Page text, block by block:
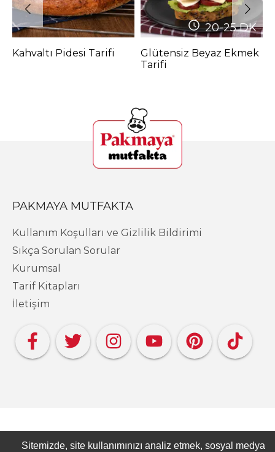
Kahvaltı Pidesi Tarifi
20-25DK
Glütensiz Beyaz Ekmek
Tarifi
PAKMAYA MUTFAKTA
Kullanım Koşulları ve Gizlilik Bildirimi
Sıkça Sorulan Sorular
Kurumsal
Tarif Kitapları
İletişim
Copyright PAKMAYA - Pakmaya Mutfakta
Sitemizde, site kullanımınızı analiz etmek, sosyal medya